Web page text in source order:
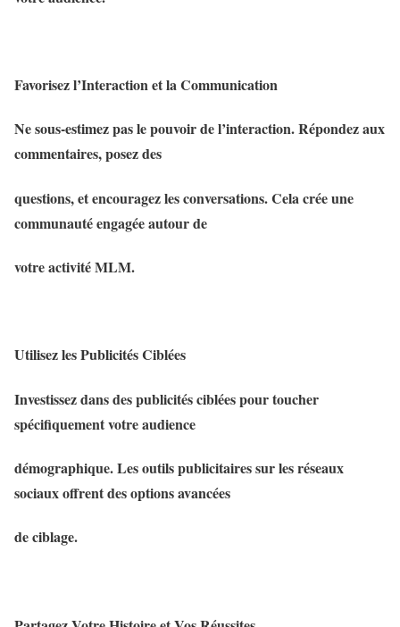
Favorisez l’Interaction et la Communication
Ne sous-estimez pas le pouvoir de l’interaction. Répondez aux
commentaires, posez des
questions, et encouragez les conversations. Cela crée une
communauté engagée autour de
votre activité MLM.
Utilisez les Publicités Ciblées
Investissez dans des publicités ciblées pour toucher
spécifiquement votre audience
démographique. Les outils publicitaires sur les réseaux
sociaux offrent des options avancées
de ciblage.